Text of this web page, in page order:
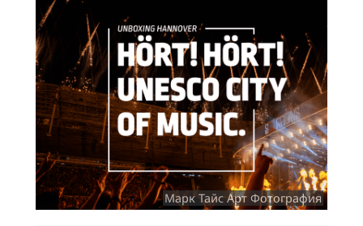
Марк Тайс Арт Фотография